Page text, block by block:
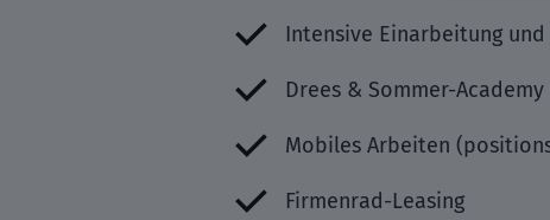
Intensive Einarbeitung
Drees & Sommer-
Mobiles Arbeiten
Firmenrad-Leasing